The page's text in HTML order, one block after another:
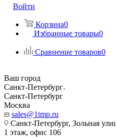
Войти
Корзина0
Избранные товары0
Сравнение товаров0
Ваш город
Санкт-Петербург
Санкт-Петербург
Москва
sales@1tmp.ru
Санкт-Петербург, Зольная
1 этаж, офис 106